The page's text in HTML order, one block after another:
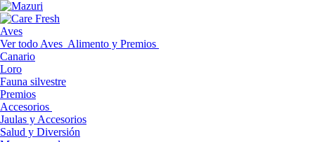
Aves
Ver todo Aves Alimento y Premios
Canario
Loro
Fauna silvestre
Premios
Accesorios
Jaulas y Accesorios
Salud y Diversión